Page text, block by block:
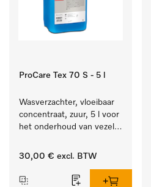
ProCare Tex 70 S - 5 l
Wasverzachter, vloeibaar
concentraat, zuur, 5 l voor
het onderhoud van vezels
zacht blijft.
30,00 € excl. BTW